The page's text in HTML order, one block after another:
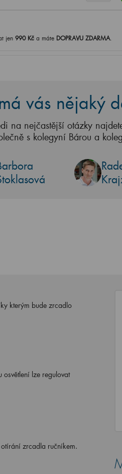
jen 990Kč a máte DOPRAVU ZDARMA.
vás nějaký
na nejčastější otázky
s kolegyní Bárou a
kterým bude zrcadlo
osvětlení lze regulovat
zrcadla ručníkem.